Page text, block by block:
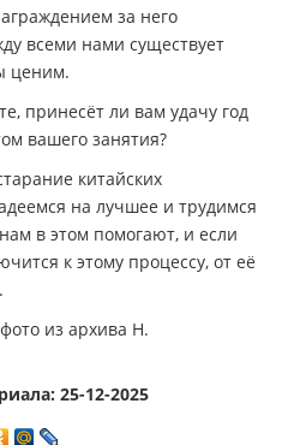
за него
всеми нами существует
ценим.
принесёт ли вам удачу год
вашего занятия?
китайских
на лучшее и трудимся
в этом помогают, и если
к этому процессу, от её
из архива Н.
25-12-2025